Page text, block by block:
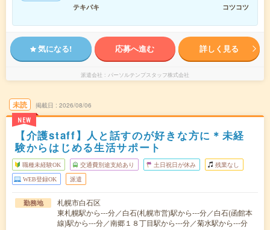
テキパキ コツコツ
気になる! 応募へ進む 詳しく見る
派遣会社 パーソルテンプスタッフ株式会社
未読
NEW
掲載日 2026/08/06
【介護staff】人と話すのが好きな方に＊未経
験からはじめる生活サポート
職種未経験OK 交通費別途支給あり 土日祝日が休み 残業なし
WEB登録OK 派遣
勤務地
札幌市白石区
東札幌駅から---分／白石(札幌市営)駅から---分／白石(函館本
線)駅から---分／南郷１８丁目駅から---分／菊水駅から---分